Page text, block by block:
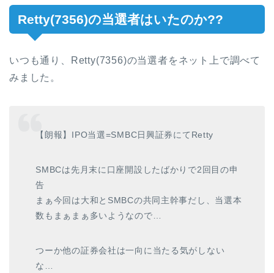
Retty(7356)の当選者はいたのか??
いつも通り、Retty(7356)の当選者をネット上で調べて
みました。
【朗報】IPO当選=SMBC日興証券にてRetty
SMBCは先月末に口座開設したばかりで2回目の申
告
まぁ今回は大和とSMBCの共同主幹事だし、当選本
数もまぁまぁ多いようなので…
つーか他の証券会社は一向に当たる気がしない
な…